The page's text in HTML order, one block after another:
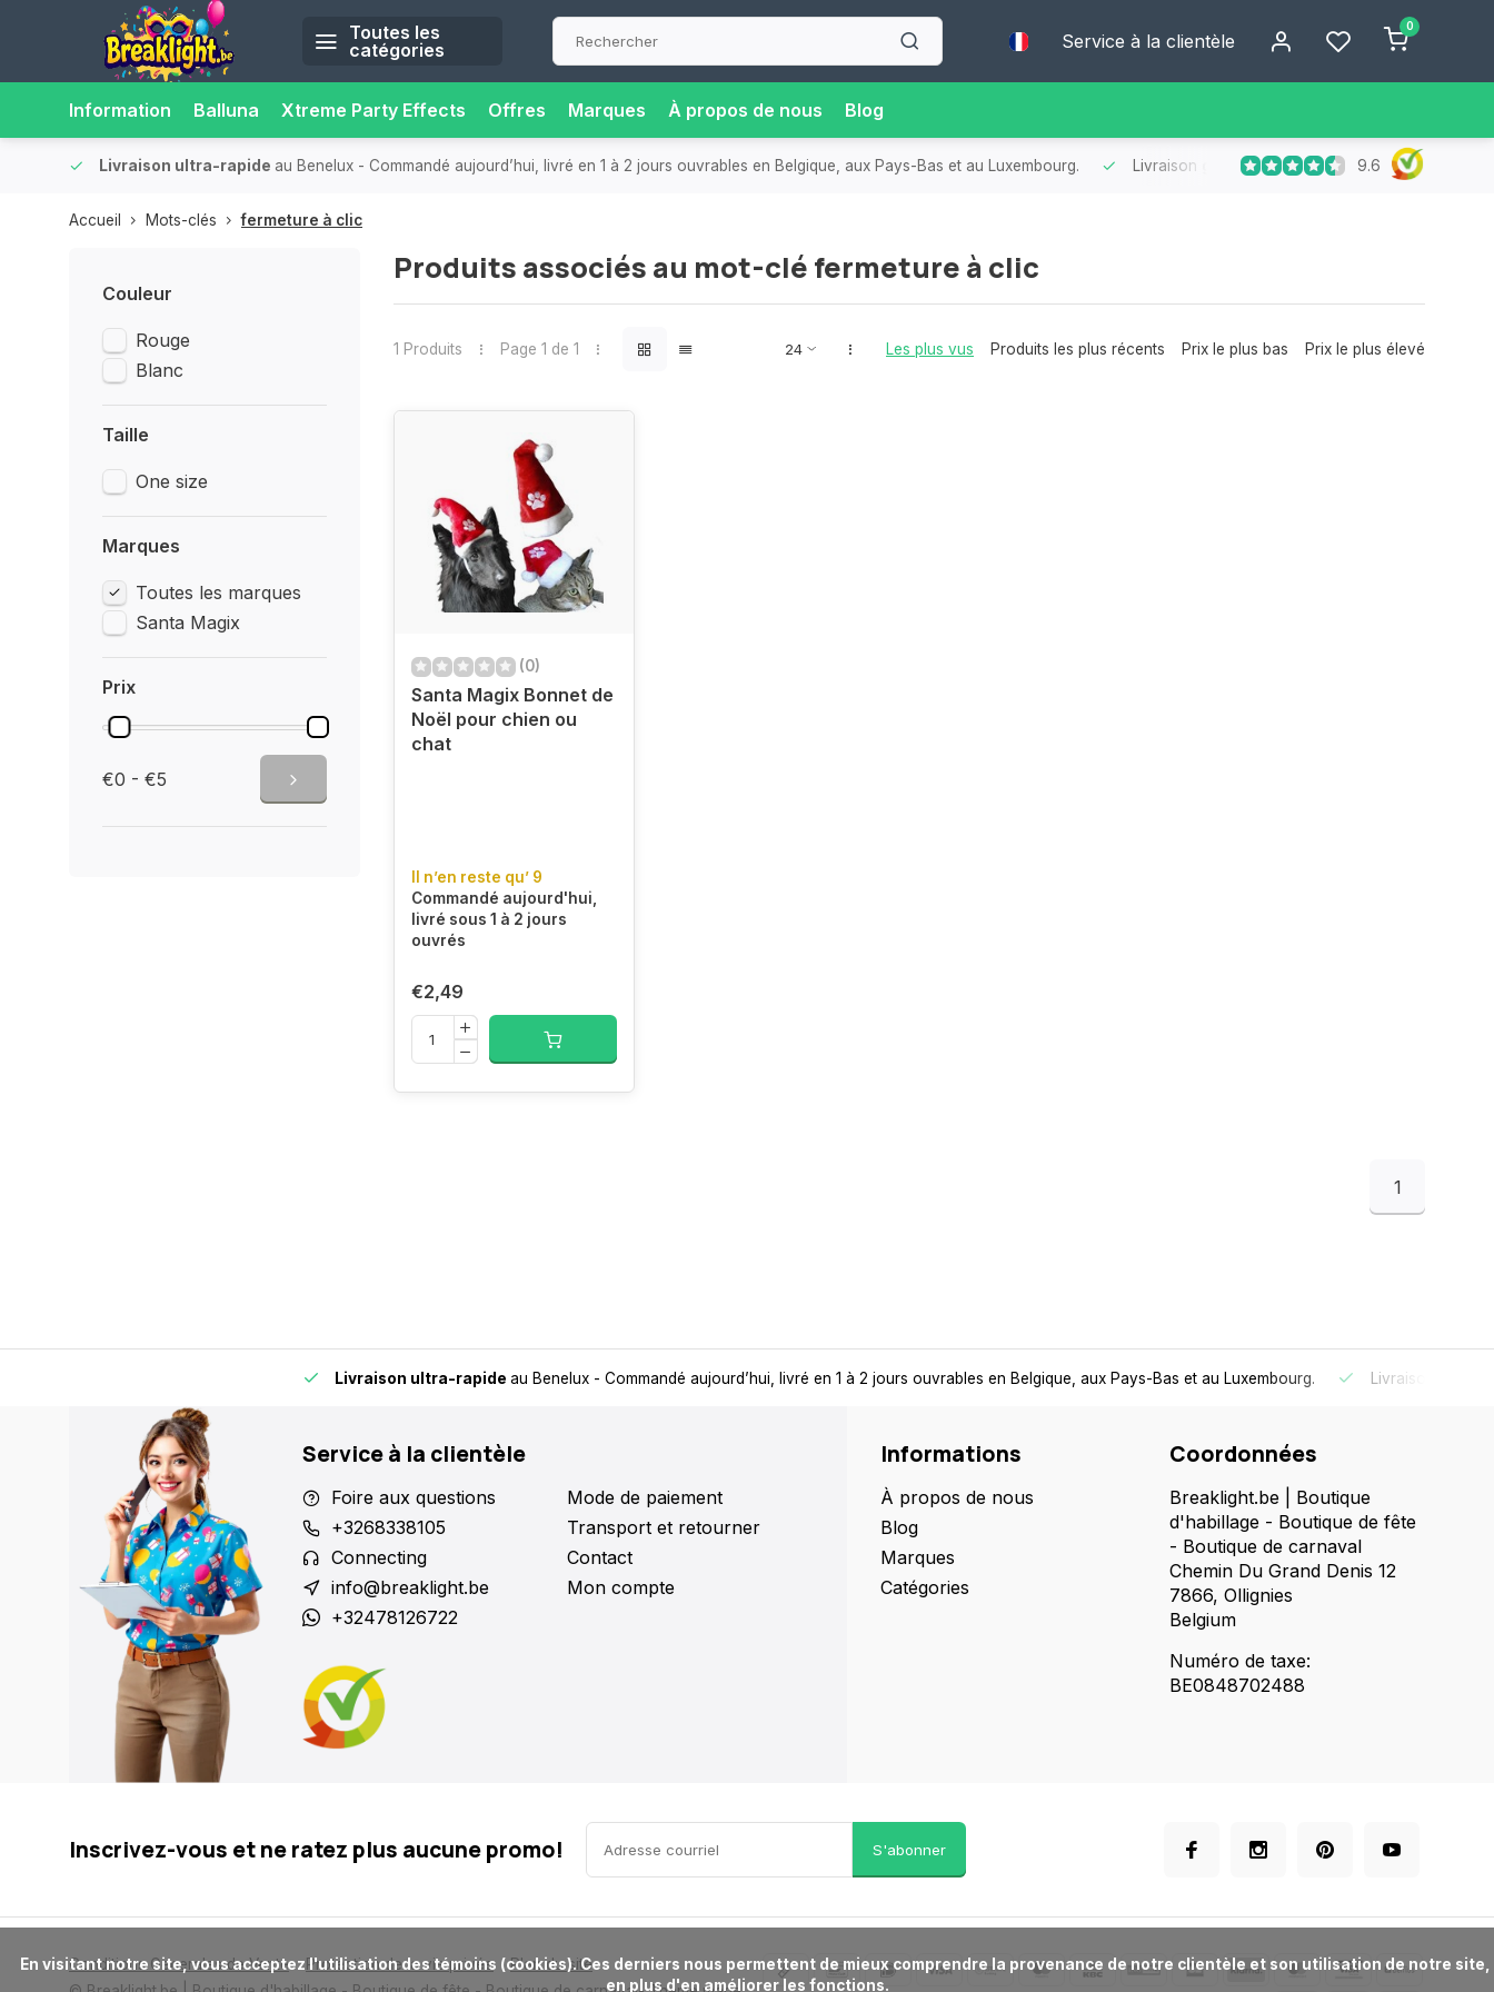
Toutes les
catégories
Service à la clientèle
0
Information Balluna Xtreme Party Effects Offres Marques À propos de nous Blog
Livraison ultra-rapide au Benelux - Commandé aujourd’hui, livré en 1 à 2 jours ouvrables en Belgique, aux Pays-Bas et au Luxembourg. Livraison gratuitedès 75 € d’achat- Profitez de
9.6
Accueil Mots-clés fermeture à clic
Couleur
Rouge
Blanc
Taille
One size
Marques
Toutes les marques
Santa Magix
Prix
€0 - €5
Produits associés au mot-clé fermeture à clic
1 Produits Page 1 de 1 Les plus vus Produits les plus récents Prix le plus bas Prix le plus élevé
(0)
Santa Magix Bonnet de
Noël pour chien ou
chat
Il n’en reste qu’ 9
Commandé aujourd'hui,
livré sous 1 à 2 jours
ouvrés
€2,49
1
Livraison ultra-rapide au Benelux - Commandé aujourd’hui, livré en 1 à 2 jours ouvrables en Belgique, aux Pays-Bas et au Luxembourg. Livraison
Service à la clientèle
Foire aux questions
+3268338105
Connecting
info@breaklight.be
+32478126722
Mode de paiement
Transport et retourner
Contact
Mon compte
Informations
À propos de nous
Blog
Marques
Catégories
Coordonnées
Breaklight.be | Boutique
d'habillage - Boutique de fête
- Boutique de carnaval
Chemin Du Grand Denis 12
7866, Ollignies
Belgium
Numéro de taxe:
BE0848702488
Inscrivez-vous et ne ratez plus aucune promo! S'abonner
Conditions Generales de Vente Protection de la vie privée
Plan du site
en plus d'en améliorer les fonctions.